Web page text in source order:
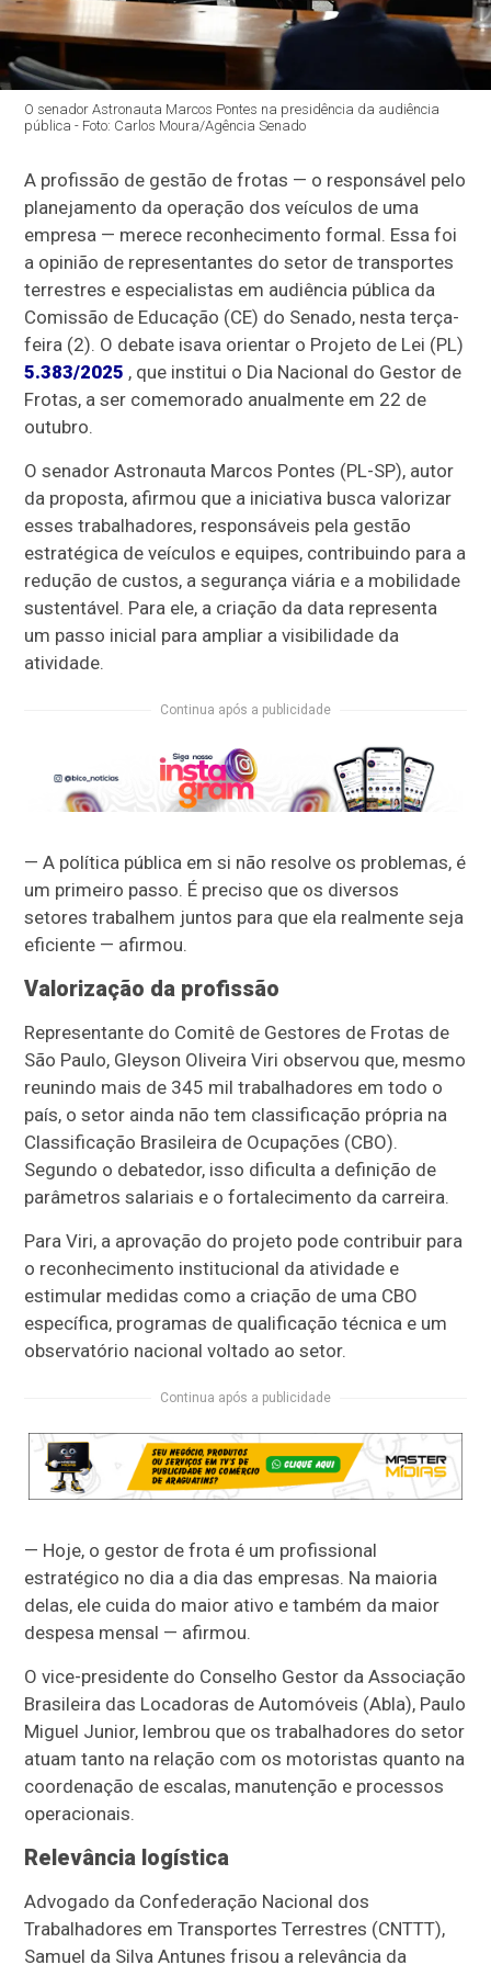
O senador Astronauta Marcos Pontes na presidência da audiência
pública - Foto: Carlos Moura/Agência Senado
A profissão de gestão de frotas — o responsável pelo
planejamento da operação dos veículos de uma
empresa — merece reconhecimento formal. Essa foi
a opinião de representantes do setor de transportes
terrestres e especialistas em audiência pública da
Comissão de Educação (CE) do Senado, nesta terça-
feira (2). O debate isava orientar o Projeto de Lei (PL)
5.383/2025 , que institui o Dia Nacional do Gestor de
Frotas, a ser comemorado anualmente em 22 de
outubro.
O senador Astronauta Marcos Pontes (PL-SP), autor
da proposta, afirmou que a iniciativa busca valorizar
esses trabalhadores, responsáveis pela gestão
estratégica de veículos e equipes, contribuindo para a
redução de custos, a segurança viária e a mobilidade
sustentável. Para ele, a criação da data representa
um passo inicial para ampliar a visibilidade da
atividade.
Continua após a publicidade
— A política pública em si não resolve os problemas, é
um primeiro passo. É preciso que os diversos
setores trabalhem juntos para que ela realmente seja
eficiente — afirmou.
Valorização da profissão
Representante do Comitê de Gestores de Frotas de
São Paulo, Gleyson Oliveira Viri observou que, mesmo
reunindo mais de 345 mil trabalhadores em todo o
país, o setor ainda não tem classificação própria na
Classificação Brasileira de Ocupações (CBO).
Segundo o debatedor, isso dificulta a definição de
parâmetros salariais e o fortalecimento da carreira.
Para Viri, a aprovação do projeto pode contribuir para
o reconhecimento institucional da atividade e
estimular medidas como a criação de uma CBO
específica, programas de qualificação técnica e um
observatório nacional voltado ao setor.
Continua após a publicidade
— Hoje, o gestor de frota é um profissional
estratégico no dia a dia das empresas. Na maioria
delas, ele cuida do maior ativo e também da maior
despesa mensal — afirmou.
O vice-presidente do Conselho Gestor da Associação
Brasileira das Locadoras de Automóveis (Abla), Paulo
Miguel Junior, lembrou que os trabalhadores do setor
atuam tanto na relação com os motoristas quanto na
coordenação de escalas, manutenção e processos
operacionais.
Relevância logística
Advogado da Confederação Nacional dos
Trabalhadores em Transportes Terrestres (CNTTT),
Samuel da Silva Antunes frisou a relevância da